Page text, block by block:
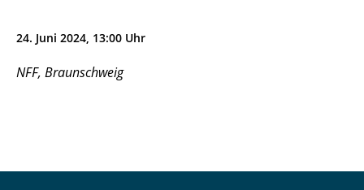
24. Juni 2024, 13:00 Uhr
NFF, Braunschweig